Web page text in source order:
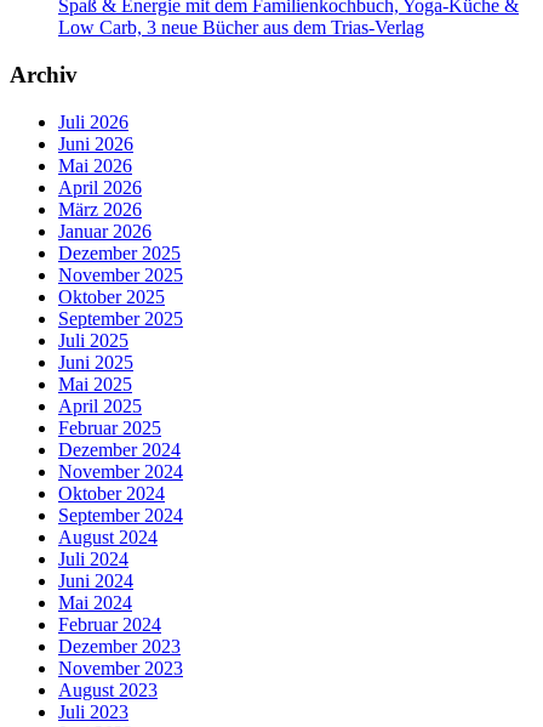
Spaß & Energie mit dem Familienkochbuch, Yoga-Küche &
Low Carb, 3 neue Bücher aus dem Trias-Verlag
Archiv
Juli 2026
Juni 2026
Mai 2026
April 2026
März 2026
Januar 2026
Dezember 2025
November 2025
Oktober 2025
September 2025
Juli 2025
Juni 2025
Mai 2025
April 2025
Februar 2025
Dezember 2024
November 2024
Oktober 2024
September 2024
August 2024
Juli 2024
Juni 2024
Mai 2024
Februar 2024
Dezember 2023
November 2023
August 2023
Juli 2023